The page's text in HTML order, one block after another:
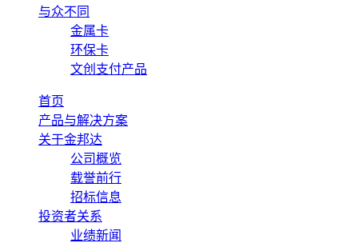
与众不同
金属卡
环保卡
文创支付产品
首页
产品与解决方案
关于金邦达
公司概览
载誉前行
招标信息
投资者关系
业绩新闻